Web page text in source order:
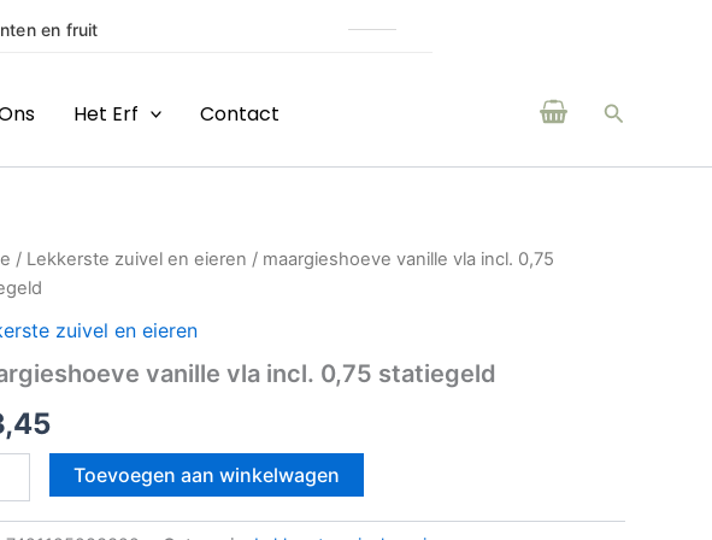
producten van boeren en makers uit de regio
Het Erf Contact Zoeken
/ Lekkerste zuivel en eieren / maargieshoeve vanille vla incl. 0,75
zuivel en eieren
vanille vla incl. 0,75 statiegeld
Toevoegen aan winkelwagen